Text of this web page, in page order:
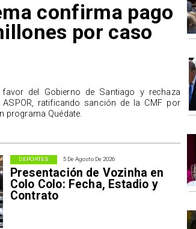
5 De Agosto De 2026
Presentación de Vozinha en
Colo Colo: Fecha, Estadio y
Contrato
DEPORTES
confirma pago
por caso
del Gobierno de Santiago y rechaza
ratificando sanción de la CMF por
programa Quédate.